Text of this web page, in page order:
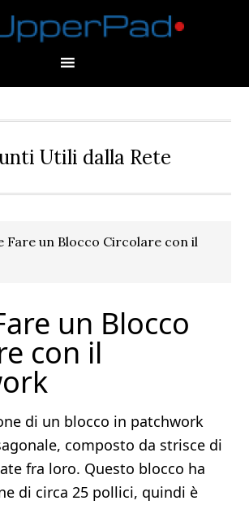
Utili dalla Rete
Fare un Blocco Circolare con il
un Blocco
con il
di un blocco in patchwork
composto da strisce di
fra loro. Questo blocco ha
di circa 25 pollici, quindi è